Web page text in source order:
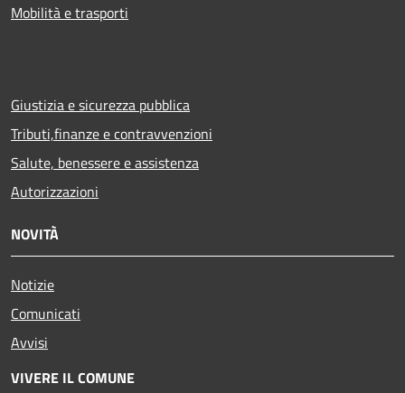
Mobilità e trasporti
Giustizia e sicurezza pubblica
Tributi,finanze e contravvenzioni
Salute, benessere e assistenza
Autorizzazioni
NOVITÀ
Notizie
Comunicati
Avvisi
VIVERE IL COMUNE